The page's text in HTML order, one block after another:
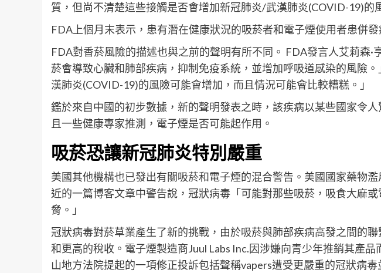
質，但尚不清楚這些接觸是否會增加新冠肺炎/武漢肺炎(COVID-19)的
FDA上個月末表示，患有潛在健康狀況的吸菸者和電子煙使用者患併發
FDA對香菸風險的描述也與之前的聲明有所不同。 FDA發言人艾莉森·
菸會導致心臟和肺部疾病，抑制免疫系統，並增加呼吸道感染的風險
漢肺炎(COVID-19)的風險可能會增加，而且情況可能會比較糟糕。」
鑑於來自中國的初步數據，新的聲明發表之時，該疾病以某些國家令
且一些健康專家推測，電子煙是否可能起作用。
吸菸恐讓新冠肺炎特別嚴重
美國其他機構也已發出有關吸菸和電子煙的混合警告。美國國家藥物
近的一篇博客文章中警告說，冠狀病毒「可能對那些吸菸，吸食大麻
脅。」
冠狀病毒對菸草業產生了新的挑戰，由於吸菸與肺部疾病高發之間的
和更高的稅收。電子煙製造商Juul Labs Inc.因涉嫌向青少年推銷其產
山地方法院提起的一項修正投訴包括聲稱vapers遭受更嚴重的冠狀病毒